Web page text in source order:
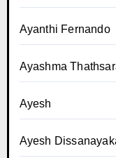
Ayanthi Fernando
Ayashma
Ayesh
Ayesh